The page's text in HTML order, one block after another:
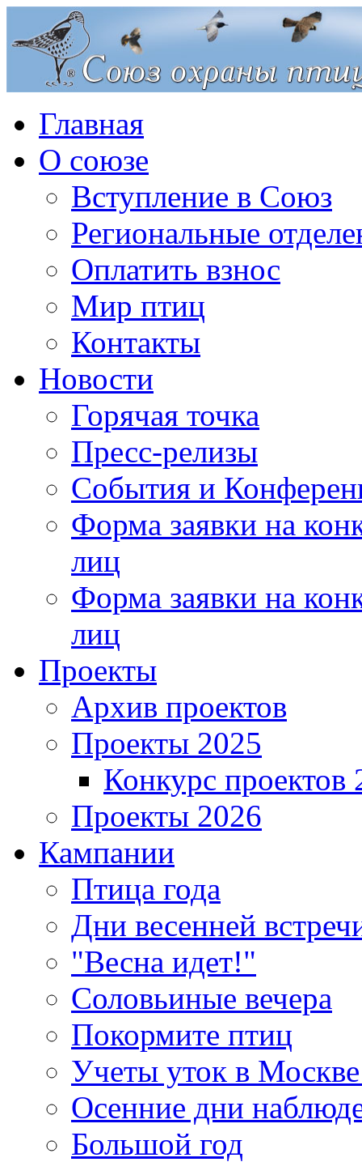
Главная
О союзе
Вступление в Союз
Региональные
Оплатить взнос
Мир птиц
Контакты
Новости
Горячая точка
Пресс-релизы
События и
Форма заявки на
лиц
Форма заявки на
лиц
Проекты
Архив проектов
Проекты 2025
Конкурс проектов
Проекты 2026
Кампании
Птица года
Дни весенней
"Весна идет!"
Соловьиные вечера
Покормите птиц
Учеты уток в
Осенние дни
Большой год